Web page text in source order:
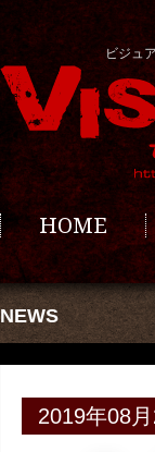
ビジュ
HOME
NEWS
2019年08